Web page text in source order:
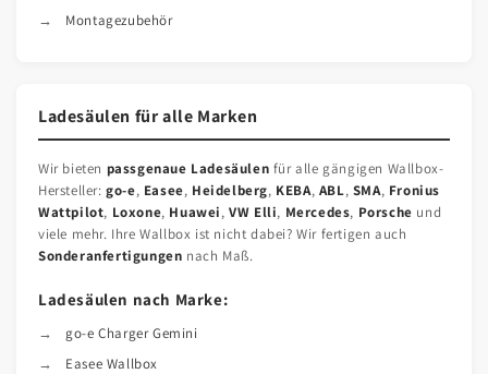
Montagezubehör
Ladesäulen für alle Marken
Wir bieten passgenaue Ladesäulen für alle gängigen Wallbox-
Hersteller:go-e, Easee, Heidelberg, KEBA, ABL, SMA, Fronius
Wattpilot, Loxone, Huawei,VW Elli, Mercedes, Porsche und
viele mehr. Ihre Wallbox ist nicht dabei? Wir fertigen auch
Sonderanfertigungen nach Maß.
Ladesäulen nach Marke:
go-e Charger Gemini
Easee Wallbox